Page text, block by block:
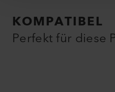
KOMPATIBEL
Perfekt für diese